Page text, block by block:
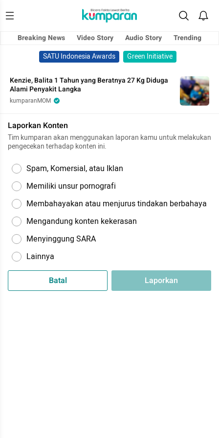
Breaking News Video Story Audio Story
Trending
SATU Indonesia Awards
Green Initiative
Kenzie, Balita 1 Tahun yang Beratnya 27 Kg Diduga
Alami Penyakit Langka
kumparanMOM
Laporkan Konten
Tim kumparan akan menggunakan laporan kamu untuk melakukan
pengecekan terhadap konten ini.
Spam, Komersial, atau Iklan
Memiliki unsur pornografi
Membahayakan atau menjurus tindakan berbahaya
Mengandung konten kekerasan
Menyinggung SARA
Lainnya
Batal Laporkan